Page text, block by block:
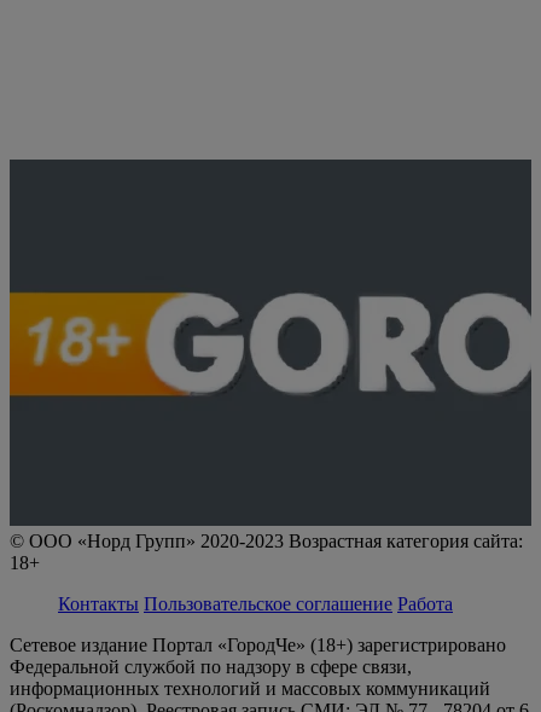
© ООО «Норд Групп» 2020-2023 Возрастная категория сайта:
18+
Контакты Пользовательское соглашение Работа
Сетевое издание Портал «ГородЧе» (18+) зарегистрировано
Федеральной службой по надзору в сфере связи,
информационных технологий и массовых коммуникаций